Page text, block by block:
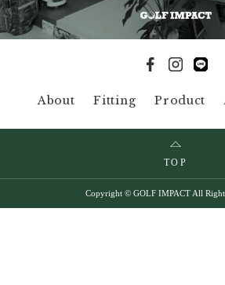
About Fitting Product
TOP
Copyright © GOLF IMPACT All Rights